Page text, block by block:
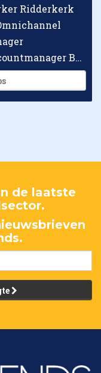
Ridderkerk
Checkpoint Systems Key Accountmanager Benelux
de laatste